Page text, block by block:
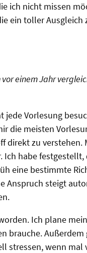
ich nicht missen
ein toller
einem Jahr
Vorlesung
die meisten
direkt zu
habe festgestellt,
eine bestimmte
steigt
Ich plane
brauche.
stressen, wenn